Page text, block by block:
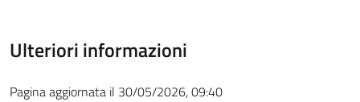
Ulteriori informazioni
Pagina aggiornata il 30/05/2026, 09:40